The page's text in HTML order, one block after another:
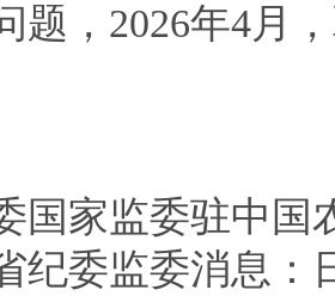
题，2026年4月
国家监委驻中国
纪委监委消息：